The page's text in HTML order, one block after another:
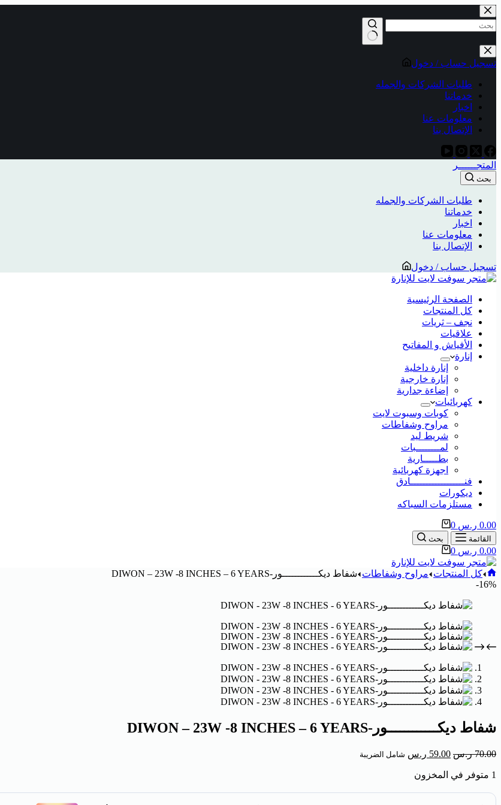
تسجيل حساب / دخول
طلبات الشركات والجمله
خدماتنا
اخبار
معلومات عنا
الإتصال بنا
المتجــــــر
بحث
طلبات الشركات والجمله
خدماتنا
اخبار
معلومات عنا
الإتصال بنا
تسجيل حساب / دخول
الصفحة الرئيسية
كل المنتجات
نجف – ثريات
علاقيات
الأفياش و المفاتيح
إنارة
إنارة داخلية
إنارة خارجية
إضاءة جدارية
كهربائيات
كوبات وسبوت لايت
مراوح وشفاطات
شريط ليد
لمــــــــبات
بطـــــارية
اجهزة كهربائية
فنــــــــــــــــــادق
ديكورات
مستلزمات السباكه
0.00 ر.س 0
القائمة بحث
0.00 ر.س 0
كل المنتجات مراوح وشفاطات شفاط ديكــــــــــــور-DIWON – 23W -8 INCHES – 6 YEARS
16%-
شفاط ديكــــــــــــور-DIWON – 23W -8 INCHES – 6 YEARS
70.00 ر.س 59.00 ر.س شامل الضريبة
1 متوفر في المخزون